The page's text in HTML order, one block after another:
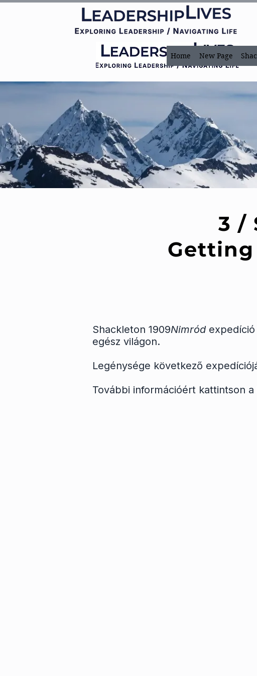
Home New Page
3 /
Shackleton 1909Nimródexpedíció
egész világon.
Legénysége következő
További információért kattintson